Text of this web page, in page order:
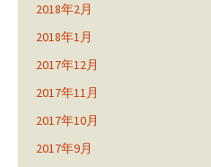
2018年2月
2018年1月
2017年12月
2017年11月
2017年10月
2017年9月